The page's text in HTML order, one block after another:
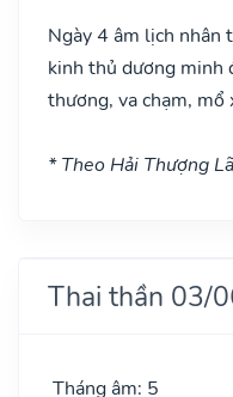
Ngày 4 âm lịch nhân
kinh thủ dương minh
thương, va chạm, mổ
* Theo Hải Thượng
Thai thần 03/
Tháng âm: 5